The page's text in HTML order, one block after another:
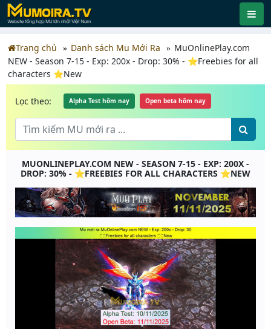
Trang chủ Danh sách Mu Mới Ra
MuOnlinePlay.com
NEW - Season 7-15 - Exp: 200x - Drop: 30% - ⭐️Freebies for all
characters ⭐️New
Lọc theo: Alpha Test hôm nay Open beta hôm nay
MUONLINEPLAY.COM NEW - SEASON 7-15 - EXP: 200X -
DROP: 30% - ⭐️FREEBIES FOR ALL CHARACTERS ⭐️NEW